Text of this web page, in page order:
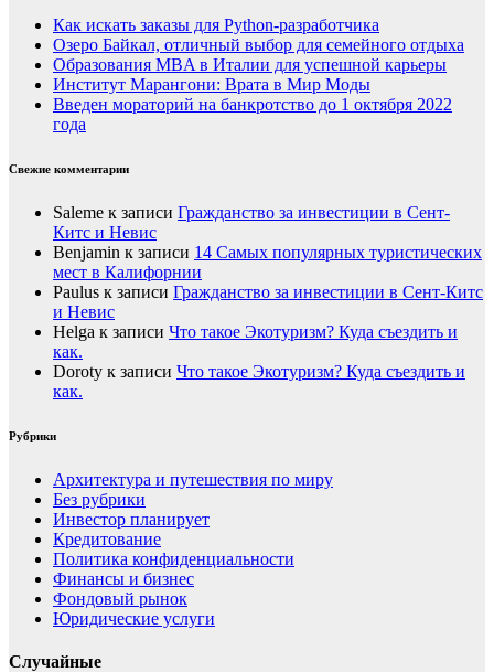
Как искать заказы для Python-разработчика
Озеро Байкал, отличный выбор для семейного отдыха
Образования MBA в Италии для успешной карьеры
Институт Марангони: Врата в Мир Моды
Введен мораторий на банкротство до 1 октября 2022
года
Свежие комментарии
Saleme к записи Гражданство за инвестиции в Сент-
Китс и Невис
Benjamin к записи 14 Самых популярных туристических
мест в Калифорнии
Paulus к записи Гражданство за инвестиции в Сент-Китс
и Невис
Helga к записи Что такое Экотуризм? Куда съездить и
как.
Doroty к записи Что такое Экотуризм? Куда съездить и
как.
Рубрики
Архитектура и путешествия по миру
Без рубрики
Инвестор планирует
Кредитование
Политика конфиденциальности
Финансы и бизнес
Фондовый рынок
Юридические услуги
Случайные